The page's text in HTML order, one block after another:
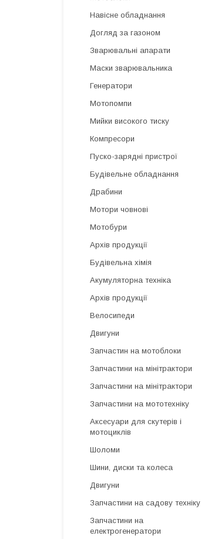
Навісне обладнання
Догляд за газоном
Зварювальні апарати
Маски зварювальника
Генератори
Мотопомпи
Мийки високого тиску
Компресори
Пуско-зарядні пристрої
Будівельне обладнання
Драбини
Мотори човнові
Мотобури
Архів продукції
Будівельна хімія
Акумуляторна техніка
Архів продукції
Велосипеди
Двигуни
Запчастин на мотоблоки
Запчастини на мінітрактори
Запчастини на мінітрактори
Запчастини на мототехніку
Аксесуари для скутерів і
мотоциклів
Шоломи
Шини, диски та колеса
Двигуни
Запчастини на садову техніку
Запчастини на
електрогенератори